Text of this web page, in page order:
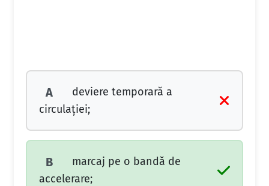
A
deviere temporară a
circulaţiei;
B
marcaj pe o bandă de
accelerare;